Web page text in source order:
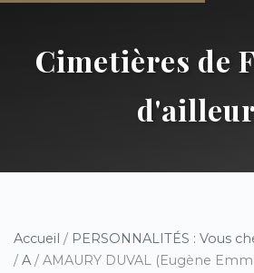
Cimetières de
Accueil / PERSONNALITÉS : Vous
/ A / AMAURY DUVAL (Eugène